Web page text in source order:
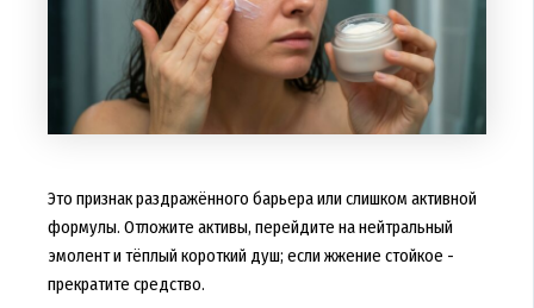
Это признак раздражённого барьера или слишком активной
формулы. Отложите активы, перейдите на нейтральный
эмолент и тёплый короткий душ; если жжение стойкое -
прекратите средство.